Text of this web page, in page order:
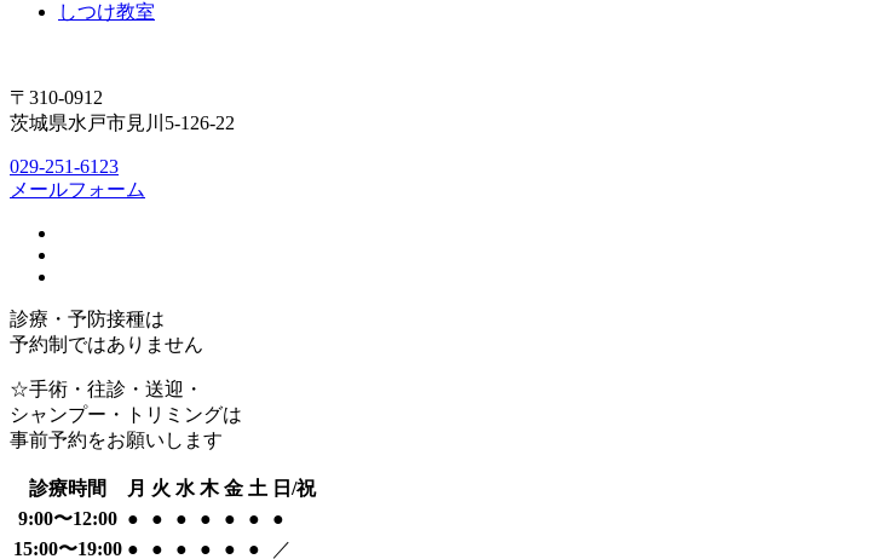
しつけ教室
〒310-0912
茨城県水戸市見川5-126-22
029-251-6123
メールフォーム
診療・予防接種は
予約制ではありません
☆手術・往診・送迎・
シャンプー・トリミングは
事前予約をお願いします
診療時間 月 火 水 木 金 土 日/祝
9:00〜12:00 ● ● ● ● ● ●
●
15:00〜19:00 ● ● ● ● ● ● ／